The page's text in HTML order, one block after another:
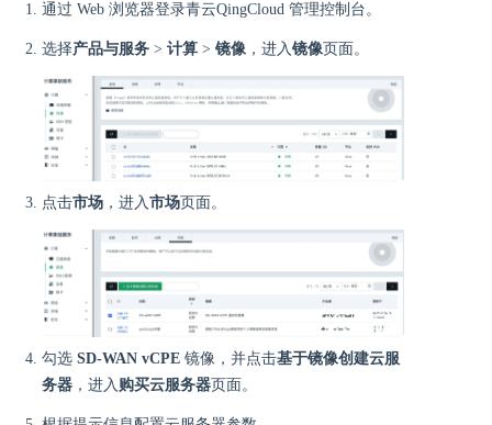
通过 Web 浏览器登录青云QingCloud 管理控制台。
选择产品与服务 > 计算 > 镜像 ，进入镜像页面。
点击市场 ，进入市场页面。
勾选 SD-WAN vCPE 镜像，并点击基于镜像创建云服
务器 ，进入 购买云服务器页面。